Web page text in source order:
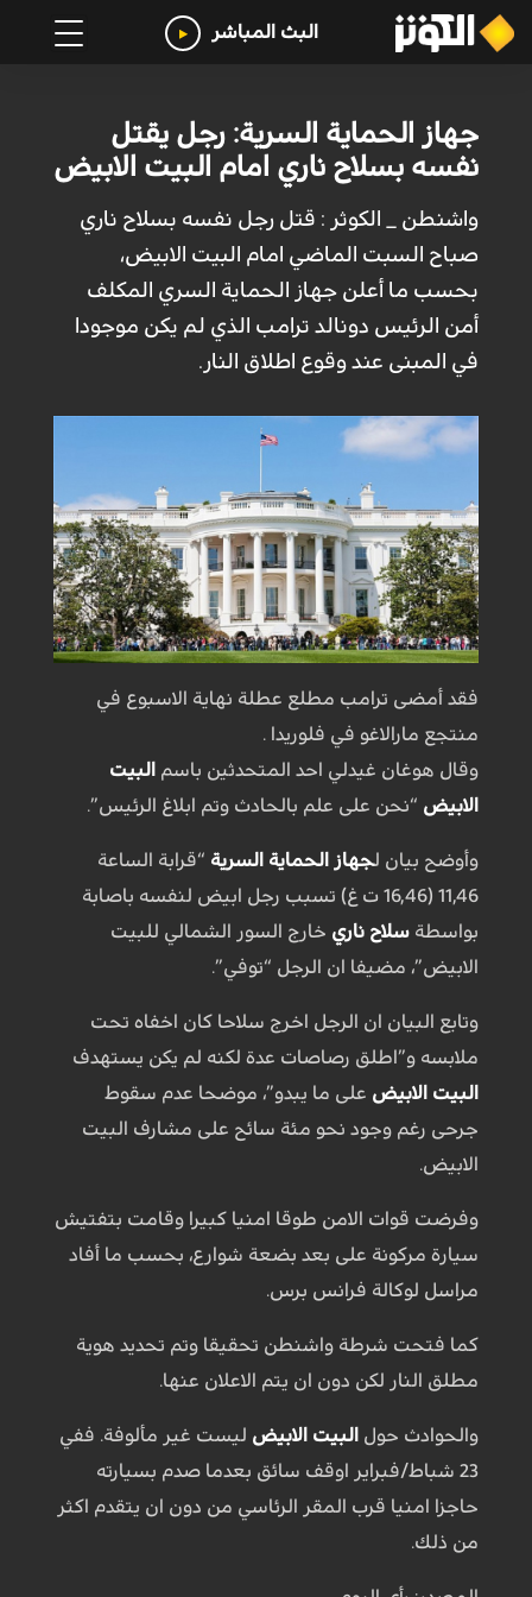
البث المباشر
جهاز الحماية السرية: رجل يقتل
نفسه بسلاح ناري امام البيت الابيض
واشنطن _ الكوثر : قتل رجل نفسه بسلاح ناري
صباح السبت الماضي امام البيت الابيض،
بحسب ما أعلن جهاز الحماية السري المكلف
أمن الرئيس دونالد ترامب الذي لم يكن موجودا
في المبنى عند وقوع اطلاق النار.
فقد أمضى ترامب مطلع عطلة نهاية الاسبوع في
منتجع مارالاغو في فلوريدا .
وقال هوغان غيدلي احد المتحدثين باسم البيت
الابيض “نحن على علم بالحادث وتم ابلاغ الرئيس”.
وأوضح بيان لجهاز الحماية السرية “قرابة الساعة
11,46 (16,46 ت غ) تسبب رجل ابيض لنفسه باصابة
بواسطة سلاح ناري خارج السور الشمالي للبيت
الابيض”، مضيفا ان الرجل “توفي”.
وتابع البيان ان الرجل اخرج سلاحا كان اخفاه تحت
ملابسه و”اطلق رصاصات عدة لكنه لم يكن يستهدف
البيت الابيض على ما يبدو”، موضحا عدم سقوط
جرحى رغم وجود نحو مئة سائح على مشارف البيت
الابيض.
وفرضت قوات الامن طوقا امنيا كبيرا وقامت بتفتيش
سيارة مركونة على بعد بضعة شوارع، بحسب ما أفاد
مراسل لوكالة فرانس برس.
كما فتحت شرطة واشنطن تحقيقا وتم تحديد هوية
مطلق النار لكن دون ان يتم الاعلان عنها.
والحوادث حول البيت الابيض ليست غير مألوفة. ففي
23 شباط/فبراير اوقف سائق بعدما صدم بسيارته
حاجزا امنيا قرب المقر الرئاسي من دون ان يتقدم اكثر
من ذلك.